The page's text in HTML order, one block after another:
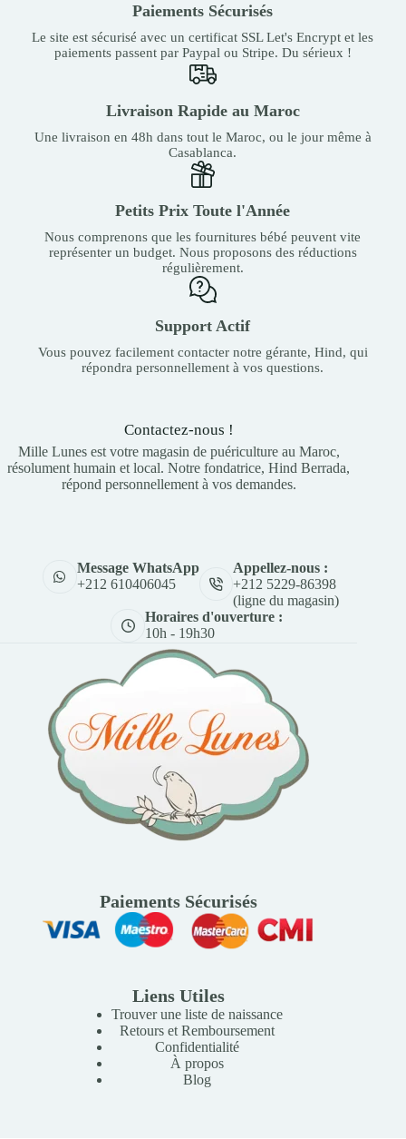
Paiements Sécurisés
Le site est sécurisé avec un certificat SSL Let's Encrypt et les
paiements passent par Paypal ou Stripe. Du sérieux !
Livraison Rapide au Maroc
Une livraison en 48h dans tout le Maroc, ou le jour même à
Casablanca.
Petits Prix Toute l'Année
Nous comprenons que les fournitures bébé peuvent vite
représenter un budget. Nous proposons des réductions
régulièrement.
Support Actif
Vous pouvez facilement contacter notre gérante, Hind, qui
répondra personnellement à vos questions.
Contactez-nous !
Mille Lunes est votre magasin de puériculture au Maroc,
résolument humain et local. Notre fondatrice, Hind Berrada,
répond personnellement à vos demandes.
Message WhatsApp
+212 610406045
Appellez-nous :
+212 5229-86398
(ligne du magasin)
Horaires d'ouverture :
10h - 19h30
Paiements Sécurisés
Liens Utiles
Trouver une liste de naissance
Retours et Remboursement
Confidentialité
À propos
Blog